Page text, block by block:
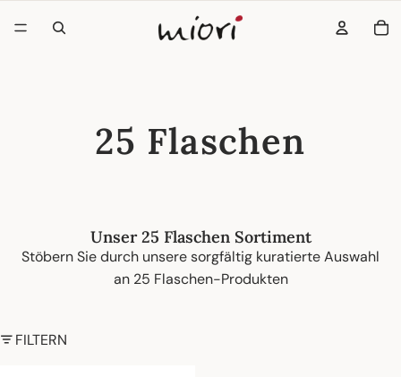
25 Flaschen
Unser 25 Flaschen Sortiment
Stöbern Sie durch unsere sorgfältig kuratierte Auswahl
an 25 Flaschen-Produkten
FILTERN